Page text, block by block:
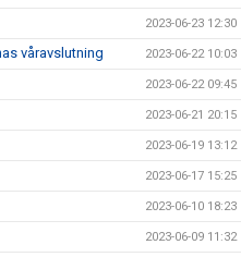
2023-06-23 12:30
våravslutning 2023-06-22 10:03
2023-06-22 09:45
2023-06-21 20:15
2023-06-19 13:12
2023-06-17 15:25
2023-06-10 18:23
2023-06-09 11:32